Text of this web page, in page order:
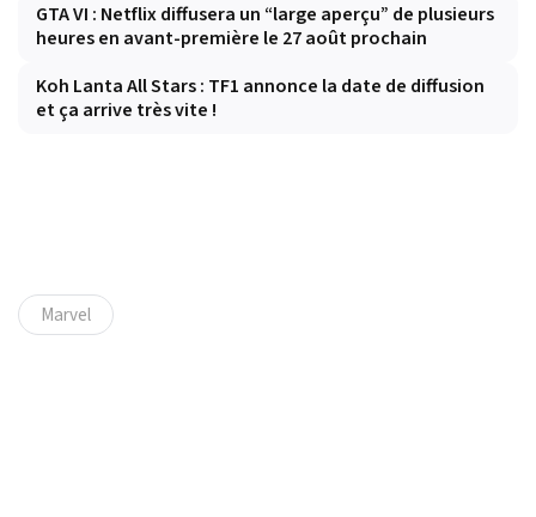
GTA VI : Netflix diffusera un “large aperçu” de plusieurs
heures en avant-première le 27 août prochain
Koh Lanta All Stars : TF1 annonce la date de diffusion
et ça arrive très vite !
Marvel